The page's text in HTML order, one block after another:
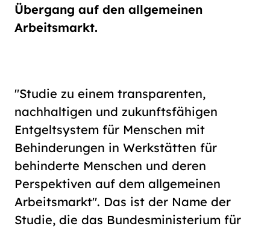
Schriftgröße
Kontrast
normal
hoch
Übergang auf den allgemeinen
Arbeitsmarkt.
"Studie zu einem transparenten,
nachhaltigen und zukunftsfähigen
Entgeltsystem für Menschen mit
Behinderungen in Werkstätten für
behinderte Menschen und deren
Perspektiven auf dem allgemeinen
Arbeitsmarkt". Das ist der Name der
Studie, die das Bundesministerium für